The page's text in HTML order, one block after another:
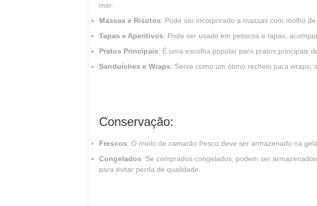
mar.
Massas e Risotos: Pode ser incorporado a massas com molho
Tapas e Aperitivos: Pode ser usado em petiscos e tapas,
Pratos Principais: É uma escolha popular para pratos principais
Sanduíches e Wraps: Serve como um ótimo recheio para wraps,
Conservação:
Frescos: O miolo de camarão fresco deve ser armazenado na
Congelados: Se comprados congelados, podem ser
para evitar perda de qualidade.